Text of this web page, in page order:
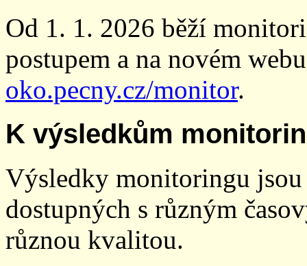
Od 1. 1. 2026 běží
postupem a na novém
oko.pecny.cz/monitor.
K výsledkům
Výsledky monitoringu
dostupných s různým
různou kvalitou.